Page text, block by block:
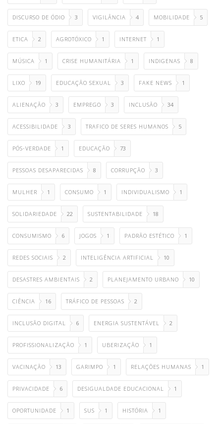
DISCURSO DE ÓDIO 3 VIGILÂNCIA 4 MOBILIDADE 5
ETICA 2 AGROTÓXICO 1 INTERNET 1
MÚSICA 1 CRISE HUMANITÁRIA 1 INDIGENAS 8
LIXO 19 EDUCAÇÃO SEXUAL 3 FAKE NEWS 1
ALIENAÇÃO 3 EMPREGO 3 INCLUSÃO 34
ACESSIBILIDADE 3 TRAFICO DE SERES HUMANOS 5
PÓS-VERDADE 1 EDUCAÇÃO 73
PESSOAS DESAPARECIDAS 8 CORRUPÇÃO 3
MULHER 1 CONSUMO 1 INDIVIDUALISMO 1
SOLIDARIEDADE 22 SUSTENTABILIDADE 18
CONSUMISMO 6 JOGOS 1 PADRÃO ESTÉTICO 1
REDES SOCIAIS 2 INTELIGÊNCIA ARTIFICIAL 10
DESASTRES AMBIENTAIS 2 PLANEJAMENTO URBANO 10
CIÊNCIA 16 TRÁFICO DE PESSOAS 2
INCLUSÃO DIGITAL 6 ENERGIA SUSTENTÁVEL 2
PROFISSIONALIZAÇÃO 1 UBERIZAÇÃO 1
VACINAÇÃO 13 GARIMPO 1 RELAÇÕES HUMANAS 1
PRIVACIDADE 6 DESIGUALDADE EDUCACIONAL 1
OPORTUNIDADE 1 SUS 1 HISTÓRIA 1